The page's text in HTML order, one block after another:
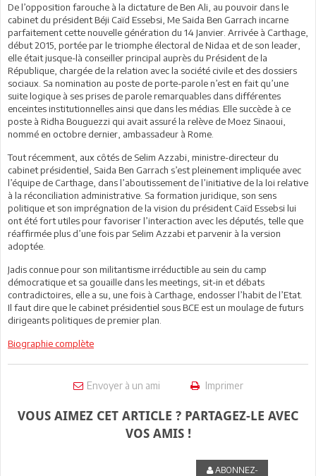
De l’opposition farouche à la dictature de Ben Ali, au pouvoir dans le
cabinet du président Béji Caïd Essebsi, Me Saida Ben Garrach incarne
parfaitement cette nouvelle génération du 14 Janvier. Arrivée à Carthage,
début 2015, portée par le triomphe électoral de Nidaa et de son leader,
elle était jusque-là conseiller principal auprès du Président de la
République, chargée de la relation avec la société civile et des dossiers
sociaux. Sa nomination au poste de porte-parole n’est en fait qu’une
suite logique à ses prises de parole remarquables dans différentes
enceintes institutionnelles ainsi que dans les médias. Elle succède à ce
poste à Ridha Bouguezzi qui avait assuré la relève de Moez Sinaoui,
nommé en octobre dernier, ambassadeur à Rome.
Tout récemment, aux côtés de Selim Azzabi, ministre-directeur du
cabinet présidentiel, Saida Ben Garrach s’est pleinement impliquée avec
l’équipe de Carthage, dans l’aboutissement de l’initiative de la loi relative
à la réconciliation administrative. Sa formation juridique, son sens
politique et son imprégnation de la vision du président Caïd Essebsi lui
ont été fort utiles pour favoriser l’interaction avec les députés, telle que
réaffirmée plus d’une fois par Selim Azzabi et parvenir à la version
adoptée.
Jadis connue pour son militantisme irréductible au sein du camp
démocratique et sa gouaille dans les meetings, sit-in et débats
contradictoires, elle a su, une fois à Carthage, endosser l’habit de l’Etat.
Il faut dire que le cabinet présidentiel sous BCE est un moulage de futurs
dirigeants politiques de premier plan.
Biographie complète
Envoyer à un ami Imprimer
VOUS AIMEZ CET ARTICLE ? PARTAGEZ-LE AVEC
VOS AMIS !
ABONNEZ-